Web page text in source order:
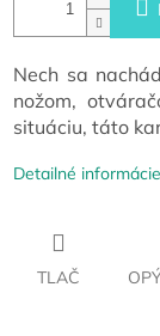
Nech sa
nožom,
situáciu, táto
Detailné informácie
TLAČ